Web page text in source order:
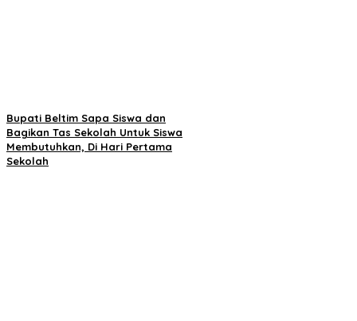
Bupati Beltim Sapa Siswa dan
Bagikan Tas Sekolah Untuk Siswa
Membutuhkan, Di Hari Pertama
Sekolah